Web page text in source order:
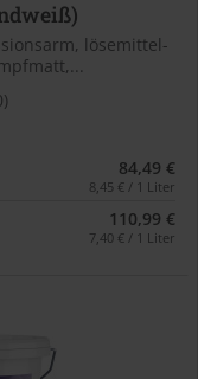
lösemittel-
84,49 €
8,45 € / 1 Liter
110,99 €
7,40 € / 1 Liter